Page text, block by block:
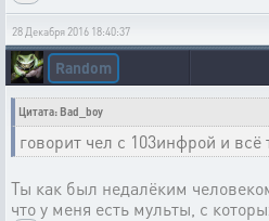
28 Декабря 2016 18:40:37
Random
Цитата: Bad_boy
говорит чел с 103инфрой и всё
Ты как был недалёким
что у меня есть мульты, с